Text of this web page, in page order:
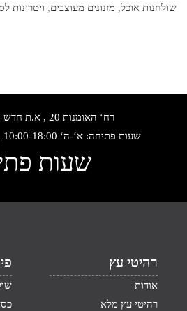
שולחנות אוכל, מזנונים מעוצבים, ויטרינות
רח‘ האומנות 20 , א.ת חדש נתניה, טלפון:
שעות פתיחה: א‘-ה‘ 10:00-18:00 , שישי: 9:00-14:00
שעות
רהיטי עץ
אודות
רהיטי עץ מלא